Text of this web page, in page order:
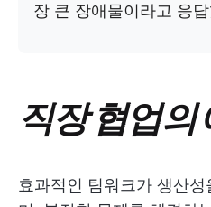
장 큰 장애물이라고 응
직장 협업의
효과적인 팀워크가 생산